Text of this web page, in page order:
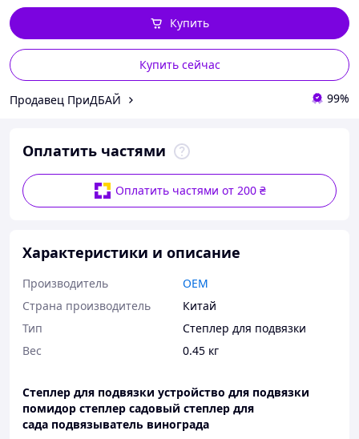
Купить сейчас
Купить
Продавец ПриДБАЙ 99%
Оплатить частями
Оплатить частями от 200 ₴
Характеристики и описание
Производитель
OEM
Страна производитель
Китай
Тип
Степлер для подвязки
Вес
0.45 кг
Степлер для подвязки устройство для подвязки
помидор степлер садовый степлер для
сада подвязыватель винограда